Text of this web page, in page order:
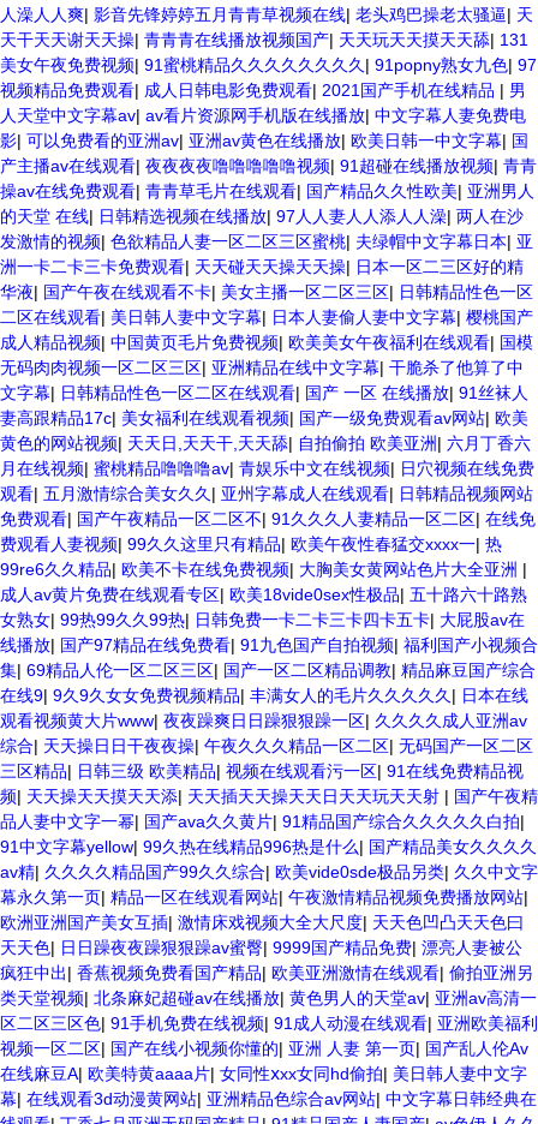
人澡人人爽| 影音先锋婷婷五月青青草视频在线| 老头鸡巴操老太骚逼| 天
天干天天谢天天操| 青青青在线播放视频国产| 天天玩天天摸天天舔| 131
美女午夜免费视频| 91蜜桃精品久久久久久久久久 | 91popny熟女九色| 97
视频精品免费观看| 成人日韩电影免费观看| 2021国产手机在线精品 | 男
人天堂中文字幕av| av看片资源网手机版在线播放| 中文字幕人妻免费电
影| 可以免费看的亚洲av| 亚洲av黄色在线播放| 欧美日韩一中文字幕| 国
产主播av在线观看| 夜夜夜夜噜噜噜噜噜视频| 91超碰在线播放视频| 青青
操av在线免费观看| 青青草毛片在线观看| 国产精品久久性欧美| 亚洲男人
的天堂 在线| 日韩精选视频在线播放| 97人人妻人人添人人澡| 两人在沙
发激情的视频| 色欲精品人妻一区二区三区蜜桃| 夫绿帽中文字幕日本| 亚
洲一卡二卡三卡免费观看| 天天碰天天操天天操| 日本一区二三区好的精
华液| 国产午夜在线观看不卡| 美女主播一区二区三区| 日韩精品性色一区
二区在线观看| 美日韩人妻中文字幕| 日本人妻偷人妻中文字幕| 樱桃国产
成人精品视频| 中国黄页毛片免费视频| 欧美美女午夜福利在线观看| 国模
无码肉肉视频一区二区三区| 亚洲精品在线中文字幕| 干脆杀了他算了中
文字幕| 日韩精品性色一区二区在线观看| 国产 一区 在线播放| 91丝袜人
妻高跟精品17c| 美女福利在线观看视频| 国产一级免费观看av网站| 欧美
黄色的网站视频| 天天日,天天干,天天舔| 自拍偷拍 欧美亚洲| 六月丁香六
月在线视频| 蜜桃精品噜噜噜av| 青娱乐中文在线视频| 日穴视频在线免费
观看| 五月激情综合美女久久 | 亚州字幕成人在线观看| 日韩精品视频网站
免费观看| 国产午夜精品一区二区不| 91久久久人妻精品一区二区| 在线免
费观看人妻视频| 99久久这里只有精品| 欧美午夜性春猛交xxxx一| 热
99re6久久精品| 欧美不卡在线免费视频| 大胸美女黄网站色片大全亚洲 |
成人av黄片免费在线观看专区| 欧美18vide0sex性极品| 五十路六十路熟
女熟女| 99热99久久99热| 日韩免费一卡二卡三卡四卡五卡| 大屁股av在
线播放| 国产97精品在线免费看| 91九色国产自拍视频| 福利国产小视频合
集| 69精品人伦一区二区三区| 国产一区二区精品调教| 精品麻豆国产综合
在线9| 9久9久女女免费视频精品| 丰满女人的毛片久久久久久 | 日本在线
观看视频黄大片www| 夜夜躁爽日日躁狠狠躁一区| 久久久久成人亚洲av
综合| 天天操日日干夜夜操| 午夜久久久精品一区二区| 无码国产一区二区
三区精品| 日韩三级 欧美精品| 视频在线观看污一区| 91在线免费精品视
频| 天天操天天摸天天添| 天天插天天操天天日天天玩天天射 | 国产午夜精
品人妻中文字一幂| 国产ava久久黄片| 91精品国产综合久久久久久白拍|
91中文字幕yellow| 99久热在线精品996热是什么| 国产精品美女久久久久
av精| 久久久久精品国产99久久综合| 欧美vide0sde极品另类| 久久中文字
幕永久第一页| 精品一区在线观看网站| 午夜激情精品视频免费播放网站|
欧洲亚洲国产美女互插| 激情床戏视频大全大尺度| 天天色凹凸天天色曰
天天色| 日日躁夜夜躁狠狠躁av蜜臀| 9999国产精品免费| 漂亮人妻被公
疯狂中出| 香蕉视频免费看国产精品| 欧美亚洲激情在线观看| 偷拍亚洲另
类天堂视频| 北条麻妃超碰av在线播放| 黄色男人的天堂av| 亚洲av高清一
区二区三区色| 91手机免费在线视频| 91成人动漫在线观看| 亚洲欧美福利
视频一区二区| 国产在线小视频你懂的| 亚洲 人妻 第一页| 国产乱人伦Av
在线麻豆A| 欧美特黄aaaa片| 女同性ⅹxx女同hd偷拍| 美日韩人妻中文字
幕| 在线观看3d动漫黄网站| 亚洲精品色综合av网站| 中文字幕日韩经典在